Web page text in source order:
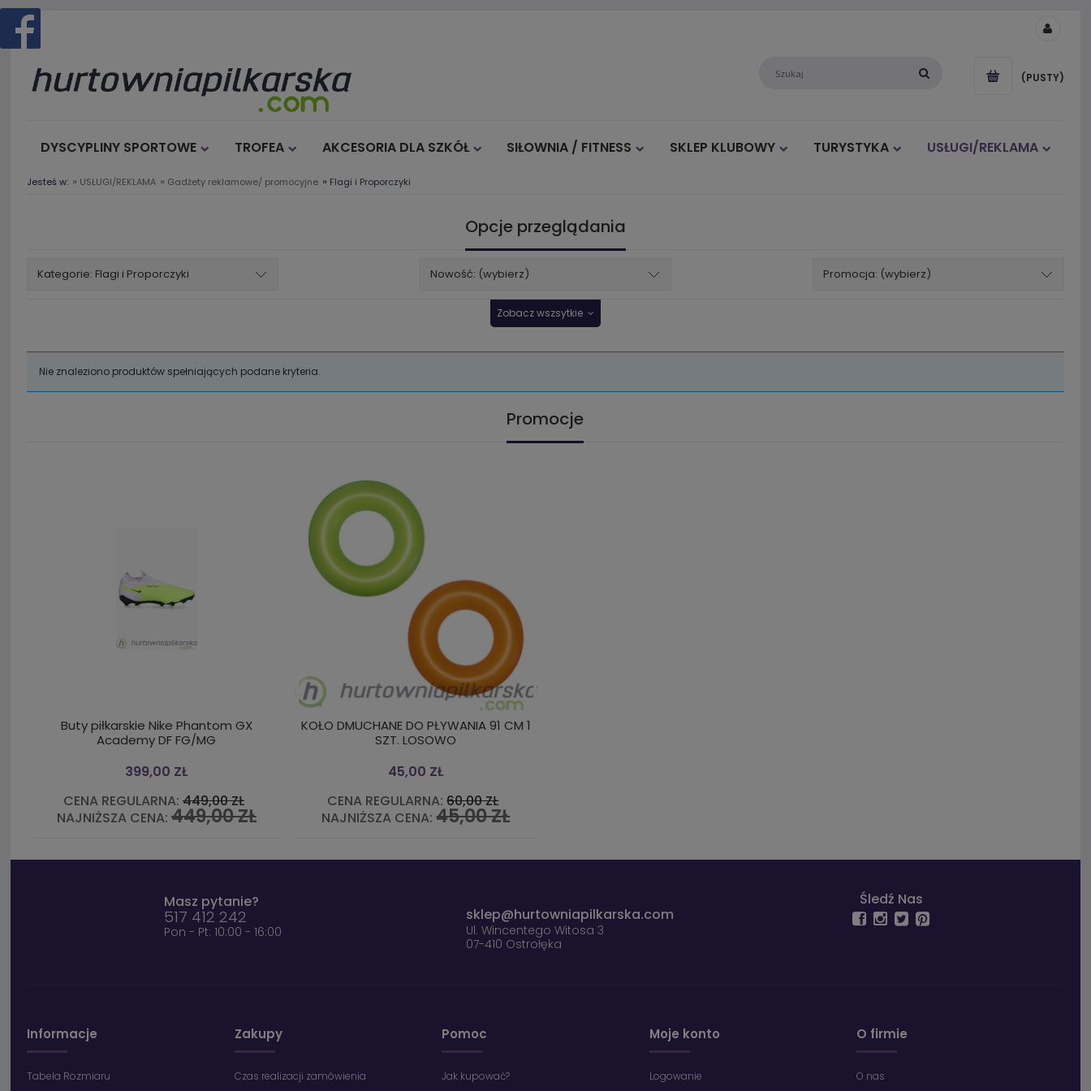
(PUSTY)
DYSCYPLINY SPORTOWE TROFEA AKCESORIA DLA SZKÓŁ SIŁOWNIA / FITNESS SKLEP KLUBOWY TURYSTYKA USŁUGI/REKLAMA
Jesteś w: » USŁUGI/REKLAMA » Gadżety reklamowe/ promocyjne » Flagi i Proporczyki
Opcje przeglądania
Kategorie: Flagi i Proporczyki Nowość: (wybierz) Promocja: (wybierz)
Zobacz wszsytkie
Nie znaleziono produktów spełniających podane kryteria.
Promocje
Buty piłkarskie Nike Phantom GX
Academy DF FG/MG
399,00 ZŁ
CENA REGULARNA: 449,00 ZŁ
NAJNIŻSZA CENA: 449,00 ZŁ
KOŁO DMUCHANE DO PŁYWANIA 91 CM 1
SZT. LOSOWO
45,00 ZŁ
CENA REGULARNA:60,00 ZŁ
NAJNIŻSZA CENA:45,00 ZŁ
Masz pytanie?
517 412 242
Pon - Pt: 10:00 - 16:00
sklep@hurtowniapilkarska.com
Ul. Wincentego Witosa 3
07-410 Ostrołęka
Śledź Nas
Informacje
Tabela Rozmiaru
Zakupy
Czas realizacji zamówienia
Pomoc
Jak kupować?
Moje konto
Logowanie
O firmie
O nas